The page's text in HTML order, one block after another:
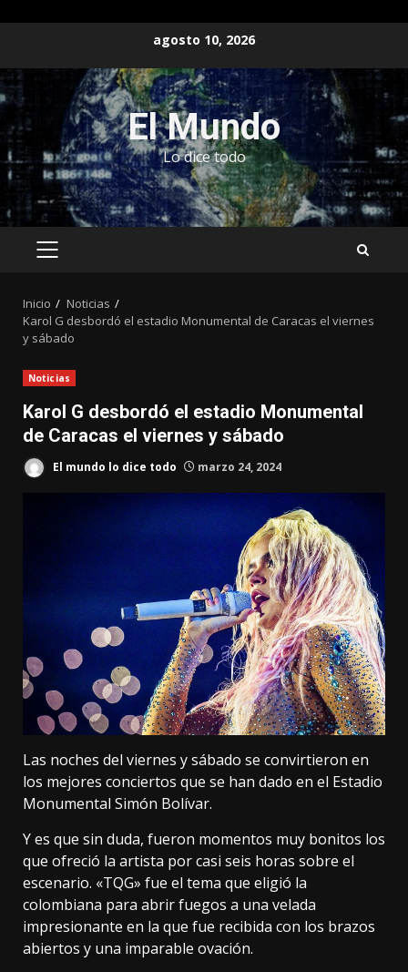
contenido
agosto 10, 2026
El Mundo
Lo dice todo
MENÚ
Inicio
Noticias
Karol G desbordó el estadio Monumental de Caracas el viernes
y sábado
Noticias
Karol G desbordó el estadio Monumental
de Caracas el viernes y sábado
El mundo lo dice todo marzo 24, 2024
Las noches del viernes y sábado se convirtieron en
los mejores conciertos que se han dado en el Estadio
Monumental Simón Bolívar.
Y es que sin duda, fueron momentos muy bonitos los
que ofreció la artista por casi seis horas sobre el
escenario. «TQG» fue el tema que eligió la
colombiana para abrir fuegos a una velada
impresionante en la que fue recibida con los brazos
abiertos y una imparable ovación.